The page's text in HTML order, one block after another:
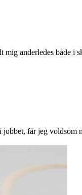
anderledes både i
får jeg voldsom